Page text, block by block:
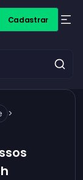
Cadastrar
>